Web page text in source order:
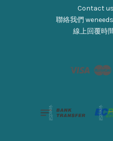
Contact
聯絡我們
線上回覆時
Visa